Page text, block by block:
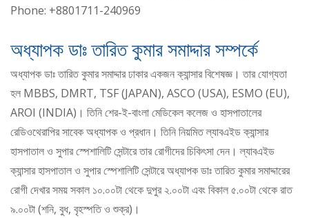
Phone: +8801711-240969
অধ্যাপক ডাঃ তারিত কুমার সমাদ্দার সম্পর্কে
অধ্যাপক ডাঃ তারিত কুমার সমাদ্দার ঢাকার একজন ক্যান্সার বিশেষজ্ঞ। তার যোগ্যতা
হল MBBS, DMRT, TSF (JAPAN), ASCO (USA), ESMO (EU),
AROI (INDIA)। তিনি শের-ই-বাংলা মেডিকেল কলেজ ও হাসপাতালের
রেডিওথেরাপির সাবেক অধ্যাপক ও প্রধান। তিনি নিয়মিত ল্যাবএইড ক্যান্সার
হাসপাতাল ও সুপার স্পেশালিটি সেন্টারে তার রোগীদের চিকিৎসা দেন। ল্যাবএইড
ক্যান্সার হাসপাতাল ও সুপার স্পেশালিটি সেন্টারে অধ্যাপক ডাঃ তারিত কুমার সমাদ্দারের
রোগী দেখার সময় সকাল ১০.০০টা থেকে দুপুর ২.০০টা এবং বিকাল ৫.০০টা থেকে রাত
৯.০০টা (শনি, বুধ, বৃহস্পতি ও শুক্র)।